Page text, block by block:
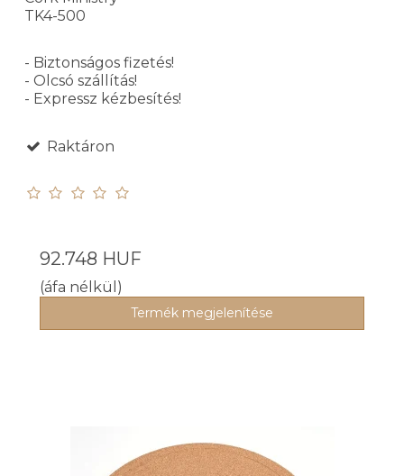
TK4-500
- Biztonságos fizetés!
- Olcsó szállítás!
- Expressz kézbesítés!
Raktáron
92.748 HUF
(áfa nélkül)
Termék megjelenítése